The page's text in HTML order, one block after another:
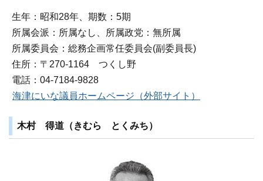
生年：昭和28年、期数：5期
所属会派：所属なし、所属政党：無所属
所属委員会：総務企画常任委員会(副委員長)
住所：〒270‐1164 つくし野
電話：04-7184-9828
海津にいな議員ホームページ（外部サイト）
木村 得道（きむら とくみち）